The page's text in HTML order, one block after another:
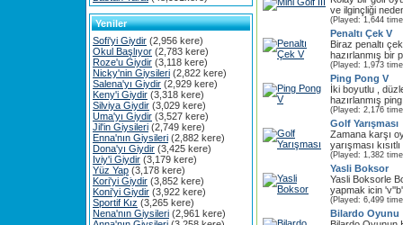
Yeniler
Sofi'yi Giydir (2,956 kere)
Okul Başlıyor (2,783 kere)
Roze'u Giydir (3,118 kere)
Nicky'nin Giysileri (2,822 kere)
Salena'yı Giydir (2,929 kere)
Keny'i Giydir (3,318 kere)
Silviya Giydir (3,029 kere)
Uma'yı Giydir (3,527 kere)
Jil'in Giysileri (2,749 kere)
Enna'nın Giysileri (2,882 kere)
Dona'yı Giydir (3,425 kere)
Iviy'i Giydir (3,179 kere)
Yüz Yap (3,178 kere)
Kori'yi Giydir (3,852 kere)
Koni'yi Giydir (3,922 kere)
Sportif Kız (3,265 kere)
Nena'nın Giysileri (2,961 kere)
ve ilginçliği
(Played: 1,644
Penaltı Çek V
Biraz penaltı
hazırlanmış bir
(Played: 1,973
Ping Pong V
İki boyutlu ,
hazırlanmış
(Played: 2,176
Golf Yarışması
Zamana karşı
yarışması
(Played: 1,382
Yasli Boksor
Yasli Boksorle
yapmak icin
(Played: 6,499
Bilardo Oyunu